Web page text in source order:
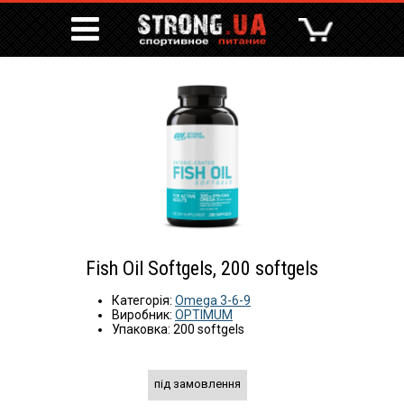
Fish Oil Softgels, 200 softgels
Категорія: Omega 3-6-9
Виробник: OPTIMUM
Упаковка: 200 softgels
під замовлення